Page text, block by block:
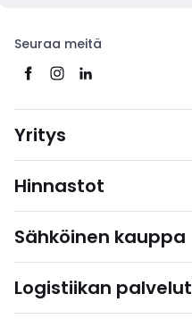
Seuraa meitä
Yritys
Hinnastot
Sähköinen kauppa
Logistiikan palvelut